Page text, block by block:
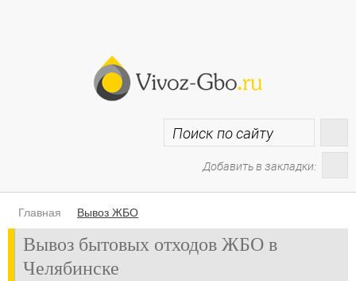
Добавить в закладки:
Главная Вывоз ЖБО
Вывоз бытовых отходов ЖБО в
Челябинске